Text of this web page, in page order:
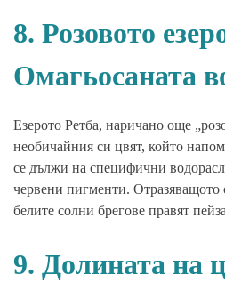
8. Розовото
Омагьосаната
Езерото Ретба, наричано още
необичайния си цвят, който
се дължи на специфични
червени пигменти. Отразяващото
белите солни брегове правят
9. Долината на